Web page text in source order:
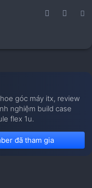
góc máy itx, review
nghiệm build case
flex 1u.
đã tham gia